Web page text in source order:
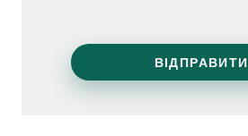
ВІДПРАВИТИ